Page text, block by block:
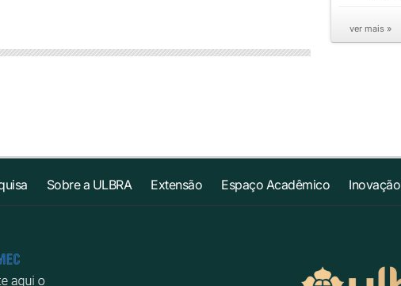
ver mais »
Sobre a ULBRA Extensão Espaço Acadêmico Inovação